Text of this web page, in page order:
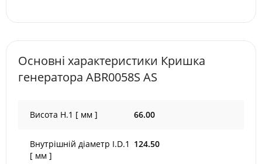
Основні характеристики Кришка
генератора ABR0058S AS
Висота H.1 [ мм ] 66.00
Внутрішній діаметр I.D.1
[ мм ]
124.50